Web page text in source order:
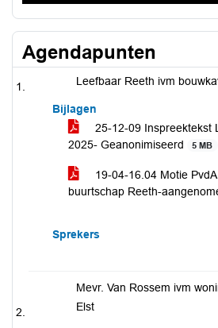
Agendapunten
Leefbaar Reeth ivm
Bijlagen
25-12-09 Inspreektekst
2025- Geanonimiseerd
5 MB
19-04-16.04 Motie
buurtschap Reeth-
Sprekers
Mevr. Van Rossem ivm
Elst